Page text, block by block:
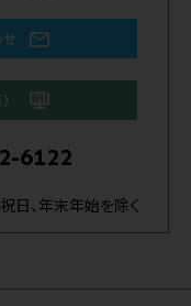
6122
日、年末年始を除く